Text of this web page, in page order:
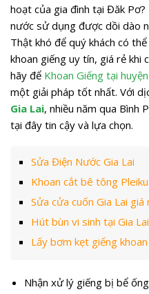
hoạt của gia đình tại Đăk
nước sử dụng được dồi dào
Thật khó để quý khách có
khoan giếng uy tín, giá rẻ khi
hãy để Khoan Giếng tại
một giải pháp tốt nhất. Với
Gia Lai, nhiều năm qua Bình
tại đây tin cậy và lựa chọn.
Sửa Điện Nước Gia Lai
Khoan cắt bê tông Pleiku
Sửa cửa cuốn Gia Lai
Hút bùn vi sinh tại Gia
Lấy bơm kẹt giếng khoan
Nhận xử lý giếng bị bể